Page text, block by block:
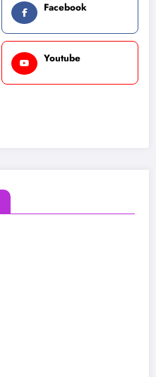
Facebook
Youtube